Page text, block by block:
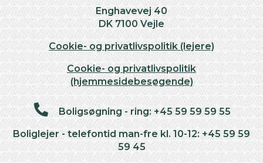
Enghavevej 40
DK 7100 Vejle
Cookie- og privatlivspolitik (lejere)
Cookie- og privatlivspolitik
(hjemmesidebesøgende)
Boligsøgning - ring: +45 59 59 59 55
Boliglejer - telefontid man-fre kl. 10-12: +45 59 59
59 45